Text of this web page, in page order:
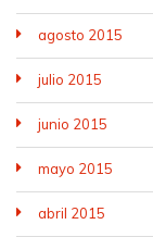
agosto 2015
julio 2015
junio 2015
mayo 2015
abril 2015